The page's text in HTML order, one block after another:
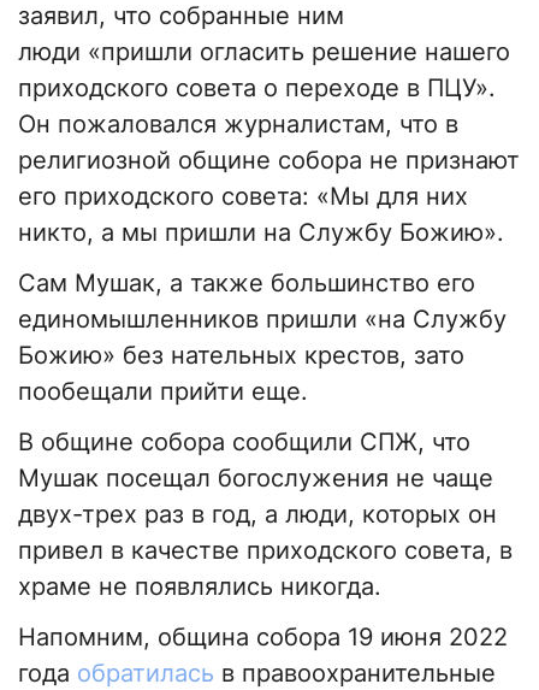
заявил, что собранные ним
люди «пришли огласить решение нашего
приходского совета о переходе в ПЦУ».
Он пожаловался журналистам, что в
религиозной общине собора не признают
его приходского совета: «Мы для них
никто, а мы пришли на Службу Божию».
Сам Мушак, а также большинство его
единомышленников пришли «на Службу
Божию» без нательных крестов, зато
пообещали прийти еще.
В общине собора сообщили СПЖ, что
Мушак посещал богослужения не чаще
двух-трех раз в год, а люди, которых он
привел в качестве приходского совета, в
храме не появлялись никогда.
Напомним, община собора 19 июня 2022
года обратилась в правоохранительные